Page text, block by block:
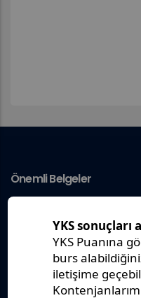
Önemli Belgeler
Stratejik Plan
IUS Statüs
Yönetmelikler